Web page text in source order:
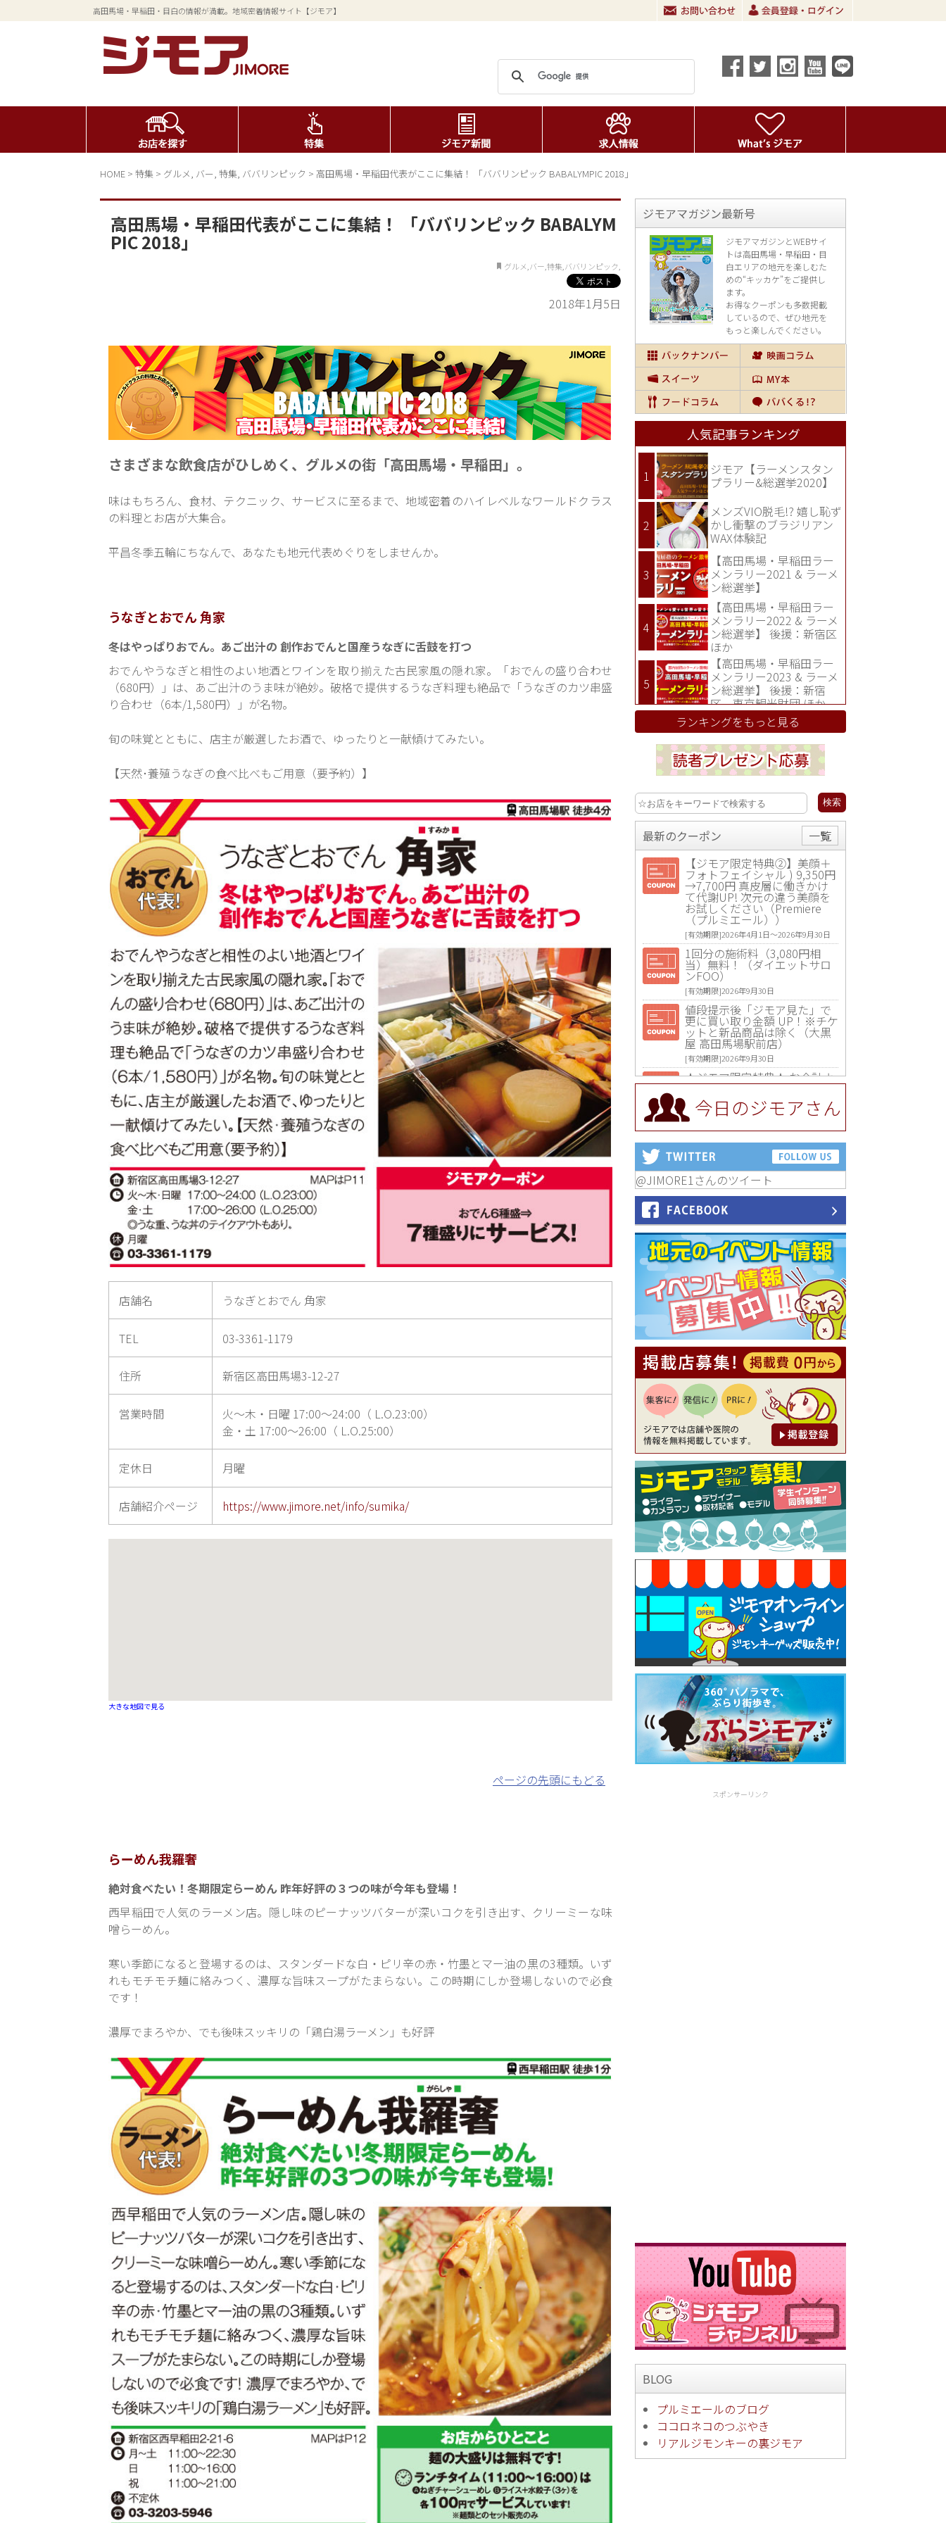
高田馬場・早稲田・目白の情報が満載。地域密着情報サイト【ジモア】
HOME > 特集 > グルメ, バー, 特集, ババリンピック > 高田馬場・早稲田代表がここに集結！ 「ババリンピック BABALYMPIC 2018」
高田馬場・早稲田代表がここに集結！ 「ババリンピック BABALYM
PIC 2018」
グルメ,バー,特集,ババリンピック,
2018年1月5日
さまざまな飲食店がひしめく、グルメの街「高田馬場・早稲田」。
味はもちろん、食材、テクニック、サービスに至るまで、地域密着のハイレベルなワールドクラス
の料理とお店が大集合。
平昌冬季五輪にちなんで、あなたも地元代表めぐりをしませんか。
うなぎとおでん 角家
冬はやっぱりおでん。あご出汁の 創作おでんと国産うなぎに舌鼓を打つ
おでんやうなぎと相性のよい地酒とワインを取り揃えた古民家風の隠れ家。「おでんの盛り合わせ
（680円）」は、あご出汁のうま味が絶妙。破格で提供するうなぎ料理も絶品で「うなぎのカツ串盛
り合わせ（6本/1,580円）」が名物。
旬の味覚とともに、店主が厳選したお酒で、ゆったりと一献傾けてみたい。
【天然･養殖うなぎの食べ比べもご用意（要予約）】
店舗名 うなぎとおでん 角家
TEL 03-3361-1179
住所 新宿区高田馬場3-12-27
営業時間
火～木・日曜 17:00～24:00（ L.O.23:00）
金・土 17:00～26:00（ L.O.25:00）
定休日 月曜
店舗紹介ページ https://www.jimore.net/info/sumika/
大きな地図で見る
ページの先頭にもどる
らーめん我羅奢
絶対食べたい！冬期限定らーめん 昨年好評の３つの味が今年も登場！
西早稲田で人気のラーメン店。隠し味のピーナッツバターが深いコクを引き出す、クリーミーな味
噌らーめん。
寒い季節になると登場するのは、スタンダードな白・ピリ辛の赤・竹墨とマー油の黒の3種類。いず
れもモチモチ麺に絡みつく、濃厚な旨味スープがたまらない。この時期にしか登場しないので必食
です！
濃厚でまろやか、でも後味スッキリの「鶏白湯ラーメン」も好評
ジモアマガジン最新号
ジモアマガジンとWEBサイ
トは高田馬場・早稲田・目
白エリアの地元を楽しむた
めの“キッカケ”をご提供し
ます。
お得なクーポンも多数掲載
しているので、 ぜひ地元を
もっと楽しんでください。
人気記事ランキング
ジモア【ラーメンスタン
プラリー&総選挙2020】
メンズVIO脱毛!? 嬉し恥ず
かし衝撃のブラジリアン
WAX体験記
【高田馬場・早稲田ラー
メンラリー2021 & ラーメ
ン総選挙】
【高田馬場・早稲田ラー
メンラリー2022 & ラーメ
ン総選挙】 後援：新宿区
ほか
【高田馬場・早稲田ラー
メンラリー2023 & ラーメ
ン総選挙】 後援：新宿
区、東京観光財団 ほか
ランキングをもっと見る
最新のクーポン
一覧
【ジモア限定特典②】美顔＋
フォトフェイシャル ) 9,350円
→7,700円 真皮層に働きかけ
て代謝UP! 次元の違う美顔を
お試しください（Premiere
（プルミエール））
[有効期限]2026年4月1日〜2026年9月30日
1回分の施術料（3,080円相
当）無料！（ダイエットサロ
ンFOO）
[有効期限]2026年9月30日
値段提示後「ジモア見た」で
更に買い取り金額 UP！※チケ
ットと新品商品は除く（大黒
屋 高田馬場駅前店）
[有効期限]2026年9月30日
★ジモア限定特典★ お会計よ
り全品5％OFF（ナチュラル＆
ハンドメイドショップ［マキ
マキ］）
[有効期限]2026年9月30日まで
【ジモア限定①】初回割引 特
価 VIO脱毛11,000円⇒8,800円
（メンズ専門ワックス脱毛サ
ロン Mickle（ミックル））
【ジモア読者特典2】コース 3,
500円→3,000円（料理5品+2
時間飲み放題）（創作イタリ
アン Pia Cuore（ピアクオー
レ））
[有効期限]2026年9月30日
【ジモア読者特典1】料理全品
20％OFF ※18時以降（創作イ
タリアン Pia Cuore（ピアクオ
ーレ））
[有効期限]2026年9月30日
【ジモア限定②】初回割引 特
価 鼻毛脱毛 半額 2,200円⇒1,1
00円（メンズ専門ワックス脱
毛サロン Mickle（ミック
ル））
[有効期限]2026年9月30日
【ジモア限定特典①】まつ毛
カール 3,850円→ 2,750円（Pr
emiere（プルミエール））
[有効期限]2026年9月30日
焼き餃子 一皿サービス（餃子
酒場たっちゃん 西早稲田
店）
[有効期限]2026年9月30日
今日のジモアさん
@JIMORE1さんのツイート
スポンサーリンク
BLOG
プルミエールのブログ
ココロネコのつぶやき
リアルジモンキーの裏ジモア